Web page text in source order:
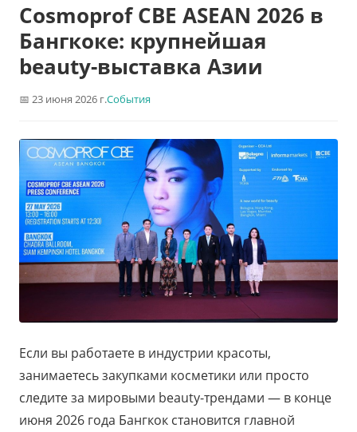
Cosmoprof CBE ASEAN 2026 в
Бангкоке: крупнейшая
beauty-выставка Азии
23 июня 2026 г.События
Если вы работаете в индустрии красоты,
занимаетесь закупками косметики или просто
следите за мировыми beauty-трендами — в конце
июня 2026 года Бангкок становится главной